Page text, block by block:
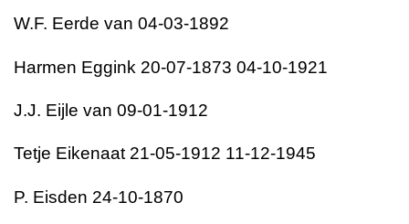
W.F. Eerde van 04-03-1892
Harmen Eggink 20-07-1873 04-10-1921
J.J. Eijle van 09-01-1912
Tetje Eikenaat 21-05-1912 11-12-1945
P. Eisden 24-10-1870